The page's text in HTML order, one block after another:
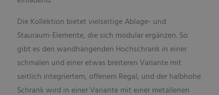
Die Kollektion bietet vielseitige Ablage- und
Stauraum-Elemente, die sich modular ergänzen. So
gibt es den wandhängenden Hochschrank in einer
schmalen und einer etwas breiteren Variante mit
seitlich integriertem, offenem Regal, und der halbhohe
Schrank wird in einer Variante mit einer metallenen